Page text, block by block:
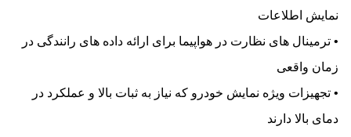
نمایش اطلاعات
• ترمینال های نظارت در هواپیما برای ارائه داده های رانندگی در
زمان واقعی
• تجهیزات ویژه نمایش خودرو که نیاز به ثبات بالا و عملکرد در
دمای بالا دارند